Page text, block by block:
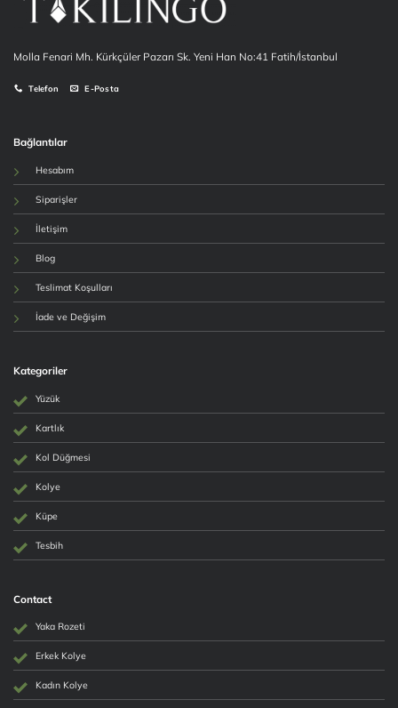
Molla Fenari Mh. Kürkçüler Pazarı Sk. Yeni Han No:41 Fatih/İstanbul
Telefon E-Posta
Bağlantılar
Hesabım
Siparişler
İletişim
Blog
Teslimat Koşulları
İade ve Değişim
Kategoriler
Yüzük
Kartlık
Kol Düğmesi
Kolye
Küpe
Tesbih
Contact
Yaka Rozeti
Erkek Kolye
Kadın Kolye